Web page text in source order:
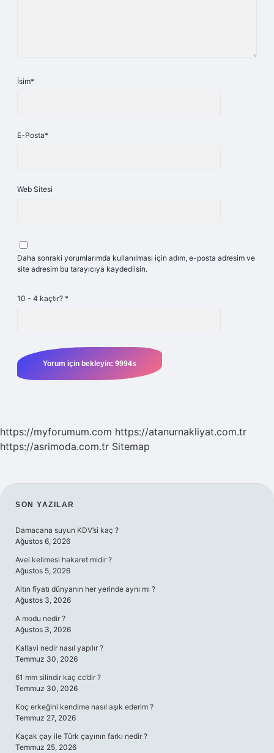
İsim*
E-Posta*
Web Sitesi
Daha sonraki yorumlarımda kullanılması için adım, e-posta adresim ve
site adresim bu tarayıcıya kaydedilsin.
10 - 4 kaçtır? *
https://myforumum.com https://atanurnakliyat.com.tr
https://asrimoda.com.tr Sitemap
SIDEBAR
SON YAZILAR
Damacana suyun KDV’si kaç ?
Ağustos 6, 2026
Avel kelimesi hakaret midir ?
Ağustos 5, 2026
Altın fiyatı dünyanın her yerinde aynı mı ?
Ağustos 3, 2026
A modu nedir ?
Ağustos 3, 2026
Kallavi nedir nasıl yapılır ?
Temmuz 30, 2026
61 mm silindir kaç cc’dir ?
Temmuz 30, 2026
Koç erkeğini kendime nasıl aşık ederim ?
Temmuz 27, 2026
Kaçak çay ile Türk çayının farkı nedir ?
Temmuz 25, 2026